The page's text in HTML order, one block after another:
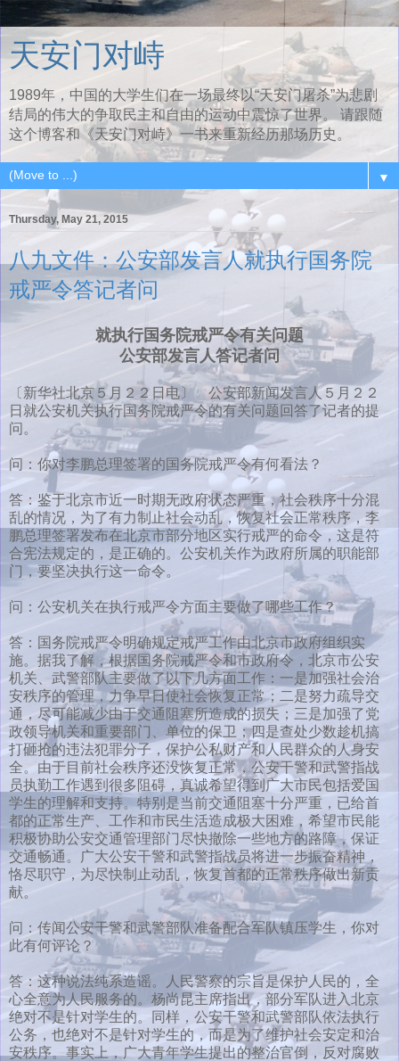
天安门对峙
1989年，中国的大学生们在一场最终以“天安门屠杀”为悲剧
结局的伟大的争取民主和自由的运动中震惊了世界。 请跟随
这个博客和《天安门对峙》一书来重新经历那场历史。
▼
Thursday, May 21, 2015
八九文件：公安部发言人就执行国务院
戒严令答记者问
就执行国务院戒严令有关问题
公安部发言人答记者问
〔新华社北京５月２２日电〕 公安部新闻发言人５月２２
日就公安机关执行国务院戒严令的有关问题回答了记者的提
问。
问：你对李鹏总理签署的国务院戒严令有何看法？
答：鉴于北京市近一时期无政府状态严重，社会秩序十分混
乱的情况，为了有力制止社会动乱，恢复社会正常秩序，李
鹏总理签署发布在北京市部分地区实行戒严的命令，这是符
合宪法规定的，是正确的。公安机关作为政府所属的职能部
门，要坚决执行这一命令。
问：公安机关在执行戒严令方面主要做了哪些工作？
答：国务院戒严令明确规定戒严工作由北京市政府组织实
施。据我了解，根据国务院戒严令和市政府令，北京市公安
机关、武警部队主要做了以下几方面工作：一是加强社会治
安秩序的管理，力争早日使社会恢复正常；二是努力疏导交
通，尽可能减少由于交通阻塞所造成的损失；三是加强了党
政领导机关和重要部门、单位的保卫；四是查处少数趁机搞
打砸抢的违法犯罪分子，保护公私财产和人民群众的人身安
全。由于目前社会秩序还没恢复正常，公安干警和武警指战
员执勤工作遇到很多阻碍，真诚希望得到广大市民包括爱国
学生的理解和支持。特别是当前交通阻塞十分严重，已给首
都的正常生产、工作和市民生活造成极大困难，希望市民能
积极协助公安交通管理部门尽快撤除一些地方的路障，保证
交通畅通。广大公安干警和武警指战员将进一步振奋精神，
恪尽职守，为尽快制止动乱，恢复首都的正常秩序做出新贡
献。
问：传闻公安干警和武警部队准备配合军队镇压学生，你对
此有何评论？
答：这种说法纯系造谣。人民警察的宗旨是保护人民的，全
心全意为人民服务的。杨尚昆主席指出，部分军队进入北京
绝对不是针对学生的。同样，公安干警和武警部队依法执行
公务，也绝对不是针对学生的，而是为了维护社会安定和治
安秩序。事实上，广大青年学生提出的整治官倒，反对腐败